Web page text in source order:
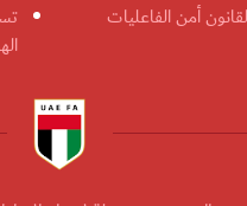
أمن الفاعليات